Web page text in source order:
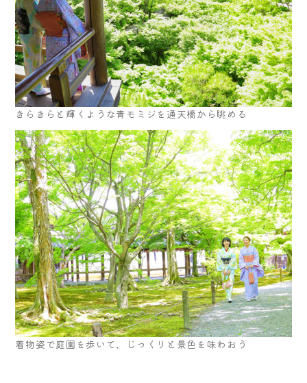
きらきらと輝くような青モミジを通天橋から眺める
着物姿で庭園を歩いて、じっくりと景色を味わおう